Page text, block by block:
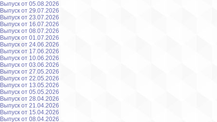
Выпуск от 05.08.2026
Выпуск от 29.07.2026
Выпуск от 23.07.2026
Выпуск от 16.07.2026
Выпуск от 08.07.2026
Выпуск от 01.07.2026
Выпуск от 24.06.2026
Выпуск от 17.06.2026
Выпуск от 10.06.2026
Выпуск от 03.06.2026
Выпуск от 27.05.2026
Выпуск от 22.05.2026
Выпуск от 13.05.2026
Выпуск от 05.05.2026
Выпуск от 28.04.2026
Выпуск от 21.04.2026
Выпуск от 15.04.2026
Выпуск от 08.04.2026